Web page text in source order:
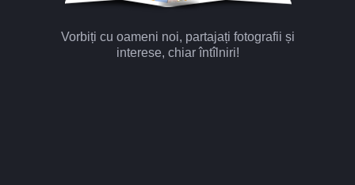
Vorbiți cu oameni noi, partajați fotografii și
interese, chiar întîlniri!